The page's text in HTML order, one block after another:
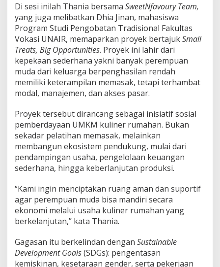
Di sesi inilah Thania bersama SweetNfavoury Team,
yang juga melibatkan Dhia Jinan, mahasiswa
Program Studi Pengobatan Tradisional Fakultas
Vokasi UNAIR, memaparkan proyek bertajukSmall
Treats, Big Opportunities. Proyek ini lahir dari
kepekaan sederhana yakni banyak perempuan
muda dari keluarga berpenghasilan rendah
memiliki keterampilan memasak, tetapi terhambat
modal, manajemen, dan akses pasar.
Proyek tersebut dirancang sebagai inisiatif sosial
pemberdayaan UMKM kuliner rumahan. Bukan
sekadar pelatihan memasak, melainkan
membangun ekosistem pendukung, mulai dari
pendampingan usaha, pengelolaan keuangan
sederhana, hingga keberlanjutan produksi.
“Kami ingin menciptakan ruang aman dan suportif
agar perempuan muda bisa mandiri secara
ekonomi melalui usaha kuliner rumahan yang
berkelanjutan,” kata Thania.
Gagasan itu berkelindan dengan Sustainable
Development Goals(SDGs): pengentasan
kemiskinan, kesetaraan gender, serta pekerjaan